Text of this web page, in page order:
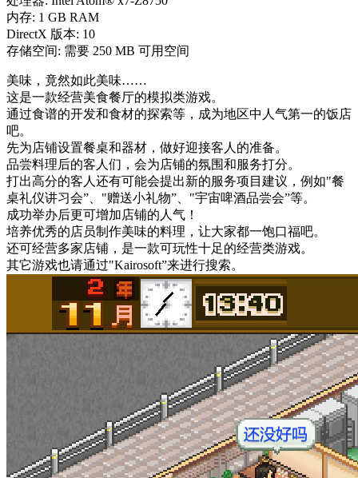
内存: 1 GB RAM
DirectX 版本: 10
存储空间: 需要 250 MB 可用空间
美味，竟然如此美味……
这是一款经营美食餐厅的模拟类游戏。
通过食谱的开发和食材的探索等，成为地区中人气第一的饭店
吧。
先为店铺设置餐桌和器材，做好迎接客人的准备。
品尝料理后的客人们，会为店铺的氛围和服务打分。
打出高分的客人还有可能会提出新的服务项目建议，例如"餐
桌礼仪讲习会”、"赠送小礼物”、"宇宙啤酒品尝会”等。
成功举办后更可增加店铺的人气！
培养优秀的店员制作美味的料理，让大家都一饱口福吧。
还可经营多家店铺，是一款可玩性十足的经营类游戏。
其它游戏也请通过"Kairosoft”来进行搜索。